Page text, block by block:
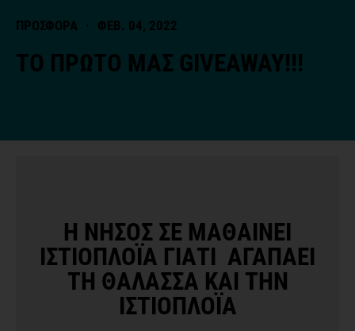
ΠΡΟΣΦΟΡΑ · ΦΕΒ. 04, 2022
ΤΟ ΠΡΩΤΟ ΜΑΣ GIVEAWAY!!!
Η ΝΗΣΟΣ ΣΕ ΜΑΘΑΙΝΕΙ
ΙΣΤΙΟΠΛΟΪΑ ΓΙΑΤΙ ΑΓΑΠΑΕΙ
ΤΗ ΘΑΛΑΣΣΑ ΚΑΙ ΤΗΝ
ΙΣΤΙΟΠΛΟΪΑ